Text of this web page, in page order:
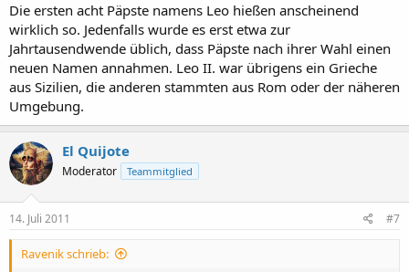
Die ersten acht Päpste namens Leo hießen anscheinend
wirklich so. Jedenfalls wurde es erst etwa zur
Jahrtausendwende üblich, dass Päpste nach ihrer Wahl einen
neuen Namen annahmen. Leo II. war übrigens ein Grieche
aus Sizilien, die anderen stammten aus Rom oder der näheren
Umgebung.
El Quijote
Moderator Teammitglied
14. Juli 2011 #7
Ravenik schrieb: